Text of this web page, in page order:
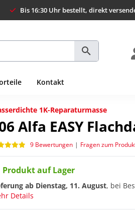
Bis 16:30 Uhr bestellt, direkt
Kontakt
1K-Reparaturmasse
Alfa EASY
9 Bewertungen | Fragen zum
Produkt auf Lager
ab Dienstag, 11. August, bei
Details